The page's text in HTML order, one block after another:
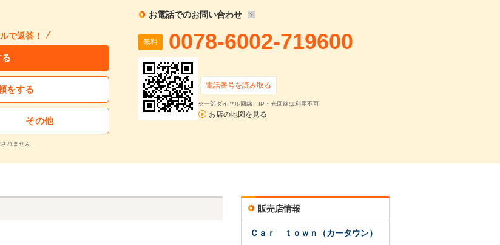
で返答！
をする
その他
れません
お電話でのお問い合わせ
無料 0078-6002-719600
電話番号を読み取る
※一部ダイヤル回線、IP・光回線は利用不可
お店の地図を見る
販売店情報
Ｃａｒ ｔｏｗｎ（カータウン）
出した概算金額となります。お支払い金額の目安としてご利用ください。
す。実店舗での金利は異なる場合があります。
わせ
ル 1.5 VXi PS PW 外AW
車両本体価格
108.8
年式
再シミュレーションする